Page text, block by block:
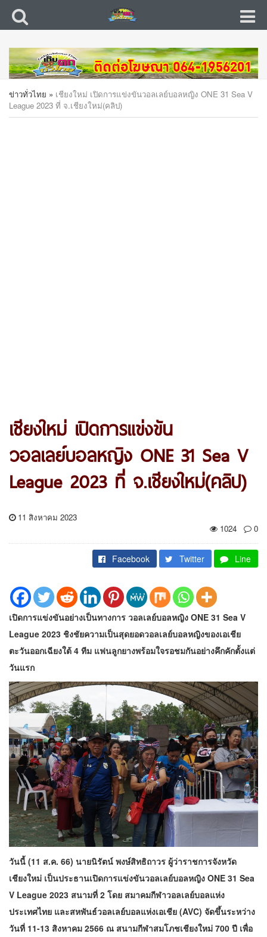
ข่าวทั่วไทย » เชียงใหม่ เปิดการแข่งขันวอลเลย์บอลหญิง ONE 31 Sea V
League 2023 ที่ จ.เชียงใหม่(คลิป)
เชียงใหม่ เปิดการแข่งขัน
วอลเลย์บอลหญิง ONE 31 Sea V
League 2023 ที่ จ.เชียงใหม่(คลิป)
11 สิงหาคม 2023
1024
0
Facebook Twitter Line
เปิดการแข่งขันอย่างเป็นทางการ วอลเลย์บอลหญิง ONE 31 Sea V
League 2023 ชิงชัยความเป็นสุดยอดวอลเลย์บอลหญิงของเอเชีย
ตะวันออกเฉียงใต้ 4 ทีม แฟนลูกยางพร้อมใจรอชมกันอย่างคึกคักตั้งแต่
วันแรก
วันนี้ (11 ส.ค. 66) นายนิรัตน์ พงษ์สิทธิถาวร ผู้ว่าราชการจังหวัด
เชียงใหม่ เป็นประธานเปิดการแข่งขันวอลเลย์บอลหญิง ONE 31 Sea
V League 2023 สนามที่ 2 โดย สมาคมกีฬาวอลเลย์บอลแห่ง
ประเทศไทย และสหพันธ์วอลเลย์บอลแห่งเอเชีย (AVC) จัดขึ้นระหว่าง
วันที่ 11-13 สิงหาคม 2566 ณ สนามกีฬาสมโภชเชียงใหม่ 700 ปี เพื่อ